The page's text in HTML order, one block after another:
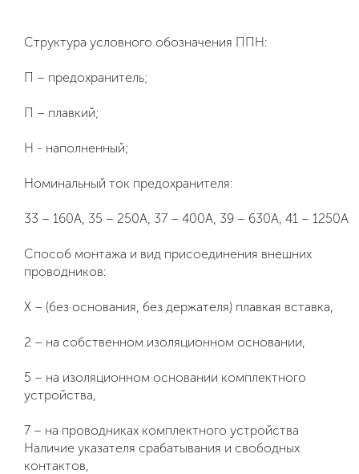
Структура условного обозначения ППН:
П – предохранитель;
П – плавкий;
Н - наполненный;
Номинальный ток предохранителя:
33 – 160А, 35 – 250А, 37 – 400А, 39 – 630А, 41 – 1250А
Способ монтажа и вид присоединения внешних
проводников:
Х – (без основания, без держателя) плавкая вставка,
2 – на собственном изоляционном основании,
5 – на изоляционном основании комплектного
устройства,
7 – на проводниках комплектного устройства
Наличие указателя срабатывания и свободных
контактов,